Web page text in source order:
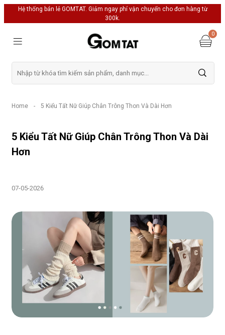
Hệ thống bán lẻ GOMTAT. Giảm ngay phí vận chuyển cho đơn hàng từ
300k.
0
Home - 5 Kiểu Tất Nữ Giúp Chân Trông Thon Và Dài Hơn
5 Kiểu Tất Nữ Giúp Chân Trông Thon Và Dài
Hơn
07-05-2026